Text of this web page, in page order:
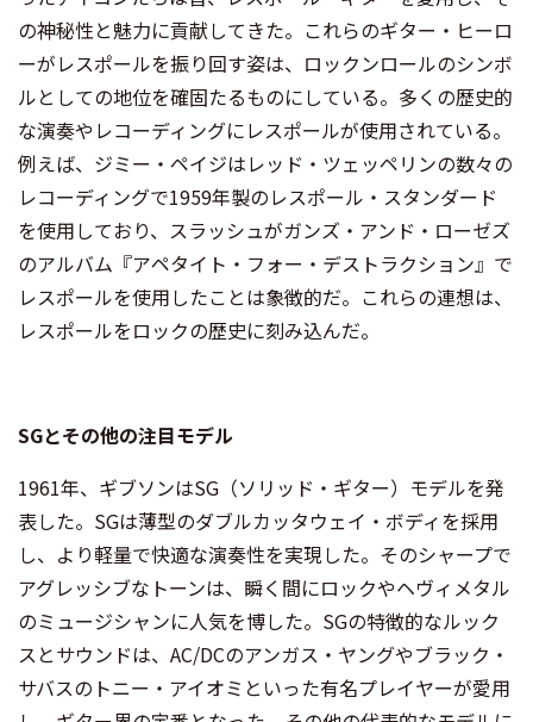
の神秘性と魅力に貢献してきた。これらのギター・ヒーロ
ーがレスポールを振り回す姿は、ロックンロールのシンボ
ルとしての地位を確固たるものにしている。多くの歴史的
な演奏やレコーディングにレスポールが使用されている。
例えば、ジミー・ペイジはレッド・ツェッペリンの数々の
レコーディングで1959年製のレスポール・スタンダード
を使用しており、スラッシュがガンズ・アンド・ローゼズ
のアルバム『アペタイト・フォー・デストラクション』で
レスポールを使用したことは象徴的だ。これらの連想は、
レスポールをロックの歴史に刻み込んだ。
SGとその他の注目モデル
1961年、ギブソンはSG（ソリッド・ギター）モデルを発
表した。SGは薄型のダブルカッタウェイ・ボディを採用
し、より軽量で快適な演奏性を実現した。そのシャープで
アグレッシブなトーンは、瞬く間にロックやヘヴィメタル
のミュージシャンに人気を博した。SGの特徴的なルック
スとサウンドは、AC/DCのアンガス・ヤングやブラック・
サバスのトニー・アイオミといった有名プレイヤーが愛用